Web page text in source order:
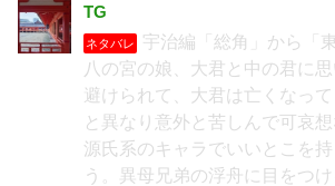
TG
ネタバレ
宇治編「総角」から「
八の宮の娘、大君と中の君に
避けられて、大君は亡くなっ
と異なり意外と苦しんで可哀
源氏系のキャラでいいとこを
う。異母兄弟の浮舟に目をつ